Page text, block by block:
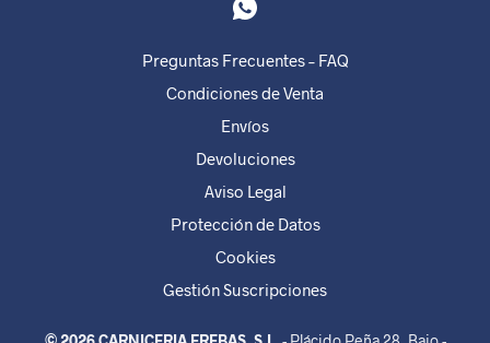
Preguntas Frecuentes – FAQ
Condiciones de Venta
Envíos
Devoluciones
Aviso Legal
Protección de Datos
Cookies
Gestión Suscripciones